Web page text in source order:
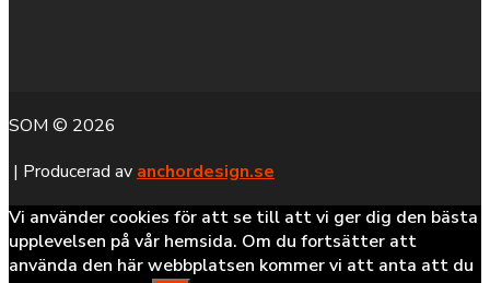
SOM © 2026
| Producerad av anchordesign.se
Vi använder cookies för att se till att vi ger dig den bästa
upplevelsen på vår hemsida. Om du fortsätter att
använda den här webbplatsen kommer vi att anta att du